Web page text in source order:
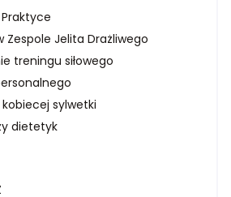
Praktyce
Zespole Jelita Drażliwego
treningu siłowego
sylwetki
dietetyk